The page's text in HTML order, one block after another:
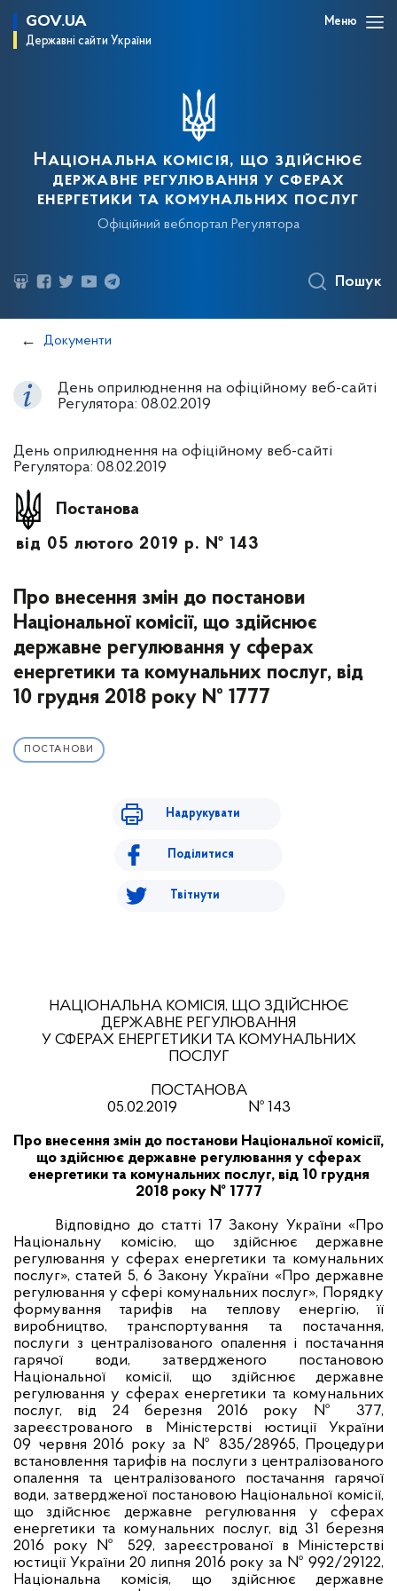
GOV.UA
Державні сайти України
Меню
Національна комісія, що здійснює
державне регулювання у сферах
енергетики та комунальних послуг
Офіційний вебпортал Регулятора
Пошук
Документи
День оприлюднення на офіційному веб-сайті
Регулятора: 08.02.2019
День оприлюднення на офіційному веб-сайті
Регулятора: 08.02.2019
Постанова
від 05 лютого 2019 р. № 143
Про внесення змін до постанови
Національної комісії, що здійснює
державне регулювання у сферах
енергетики та комунальних послуг, від
10 грудня 2018 року № 1777
ПОСТАНОВИ
Надрукувати
Поділитися
Твітнути
НАЦІОНАЛЬНА КОМІСІЯ, ЩО ЗДІЙСНЮЄ
ДЕРЖАВНЕ РЕГУЛЮВАННЯ
У СФЕРАХ ЕНЕРГЕТИКИ ТА КОМУНАЛЬНИХ
ПОСЛУГ
ПОСТАНОВА
05.02.2019 № 143
Про внесення змін до постанови Національної комісії,
що здійснює державне регулювання у сферах
енергетики та комунальних послуг, від 10 грудня
2018 року № 1777
Відповідно до статті 17 Закону України «Про
Національну комісію, що здійснює державне
регулювання у сферах енергетики та комунальних
послуг», статей 5, 6 Закону України «Про державне
регулювання у сфері комунальних послуг», Порядку
формування тарифів на теплову енергію, її
виробництво, транспортування та постачання,
послуги з централізованого опалення і постачання
гарячої води, затвердженого постановою
Національної комісії, що здійснює державне
регулювання у сферах енергетики та комунальних
послуг, від 24 березня 2016 року № 377,
зареєстрованого в Міністерстві юстиції України
09 червня 2016 року за № 835/28965, Процедури
встановлення тарифів на послуги з централізованого
опалення та централізованого постачання гарячої
води, затвердженої постановою Національної комісії,
що здійснює державне регулювання у сферах
енергетики та комунальних послуг, від 31 березня
2016 року № 529, зареєстрованої в Міністерстві
юстиції України 20 липня 2016 року за № 992/29122,
Національна комісія, що здійснює державне